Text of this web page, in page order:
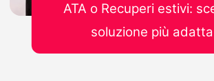
ATA o Recuperi estivi:
soluzione più